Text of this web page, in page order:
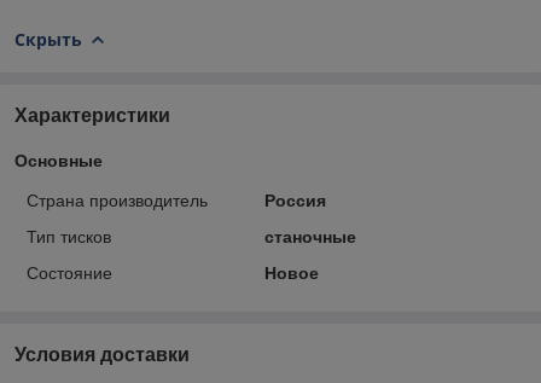
Скрыть
Характеристики
Основные
Страна производитель
Россия
Тип тисков
станочные
Состояние
Новое
Условия доставки